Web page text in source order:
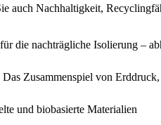
auch Nachhaltigkeit,
die nachträgliche Isolierung –
Zusammenspiel von
und biobasierte Materialien